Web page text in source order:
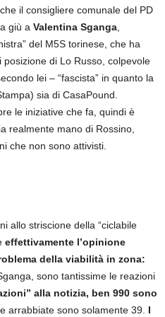
il consigliere comunale del PD
giù a Valentina Sganga,
del M5S torinese, che ha
di Lo Russo, colpevole
lei – “fascista” in quanto la
sia di CasaPound.
le iniziative che fa, quindi è
realmente mano di Rossino,
che non sono attivisti.
allo striscione della “ciclabile
effettivamente l’opinione
della viabilità in zona:
sono tantissime le reazioni
alla notizia, ben 990 sono
arrabbiate sono solamente 39. I